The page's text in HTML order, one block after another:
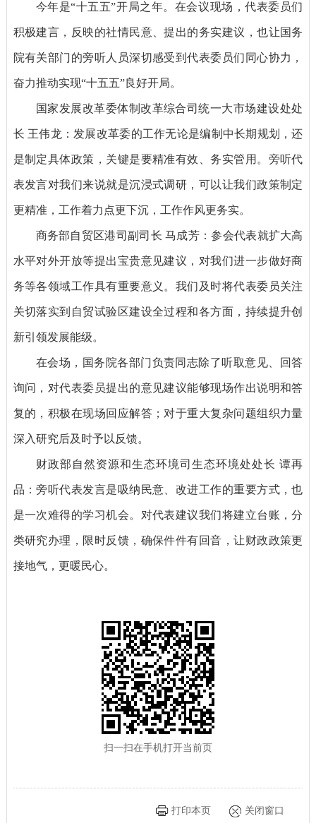
今年是“十五五”开局之年。在会议现场，代表委员们
积极建言，反映的社情民意、提出的务实建议，也让国务
院有关部门的旁听人员深切感受到代表委员们同心协力，
奋力推动实现“十五五”良好开局。
国家发展改革委体制改革综合司统一大市场建设处处
长 王伟龙：发展改革委的工作无论是编制中长期规划，还
是制定具体政策，关键是要精准有效、务实管用。旁听代
表发言对我们来说就是沉浸式调研，可以让我们政策制定
更精准，工作着力点更下沉，工作作风更务实。
商务部自贸区港司副司长 马成芳：参会代表就扩大高
水平对外开放等提出宝贵意见建议，对我们进一步做好商
务等各领域工作具有重要意义。我们及时将代表委员关注
关切落实到自贸试验区建设全过程和各方面，持续提升创
新引领发展能级。
在会场，国务院各部门负责同志除了听取意见、回答
询问，对代表委员提出的意见建议能够现场作出说明和答
复的，积极在现场回应解答；对于重大复杂问题组织力量
深入研究后及时予以反馈。
财政部自然资源和生态环境司生态环境处处长 谭再
品：旁听代表发言是吸纳民意、改进工作的重要方式，也
是一次难得的学习机会。对代表建议我们将建立台账，分
类研究办理，限时反馈，确保件件有回音，让财政政策更
接地气，更暖民心。
扫一扫在手机打开当前页
打印本页 关闭窗口